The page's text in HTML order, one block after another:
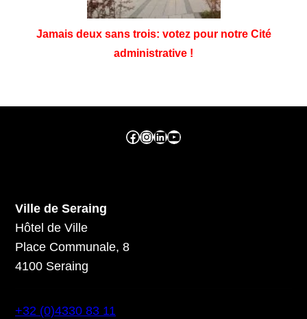
Jamais deux sans trois: votez pour notre Cité
administrative !
Facebook ville de seraing Instragram ville de seraing linkedin – ville de seraing YouTube
Ville de Seraing
Hôtel de Ville
Place Communale, 8
4100 Seraing
+32 (0)4330 83 11